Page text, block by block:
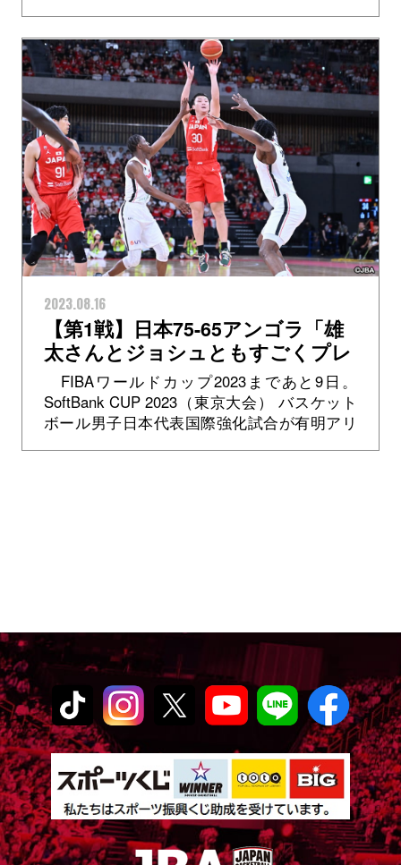
2023.08.16
【第1戦】日本75-65アンゴラ「雄
太さんとジョシュともすごくプレ
ーしやすかった」富永啓生選手
FIBAワールドカップ2023まであと9日。
SoftBank CUP 2023（東京大会） バスケット
ボール男子日本代表国際強化試合が有明アリ